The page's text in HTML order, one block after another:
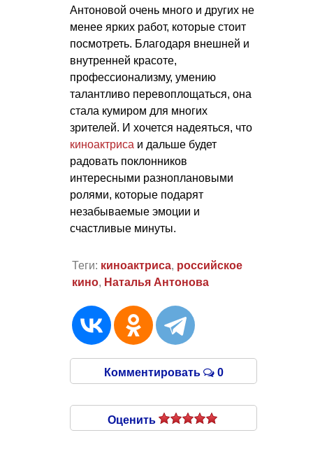
Антоновой очень много и других не
менее ярких работ, которые стоит
посмотреть. Благодаря внешней и
внутренней красоте,
профессионализму, умению
талантливо перевоплощаться, она
стала кумиром для многих
зрителей. И хочется надеяться, что
киноактриса и дальше будет
радовать поклонников
интересными разноплановыми
ролями, которые подарят
незабываемые эмоции и
счастливые минуты.
Теги: киноактриса, российское
кино, Наталья Антонова
Комментировать 0
Оценить